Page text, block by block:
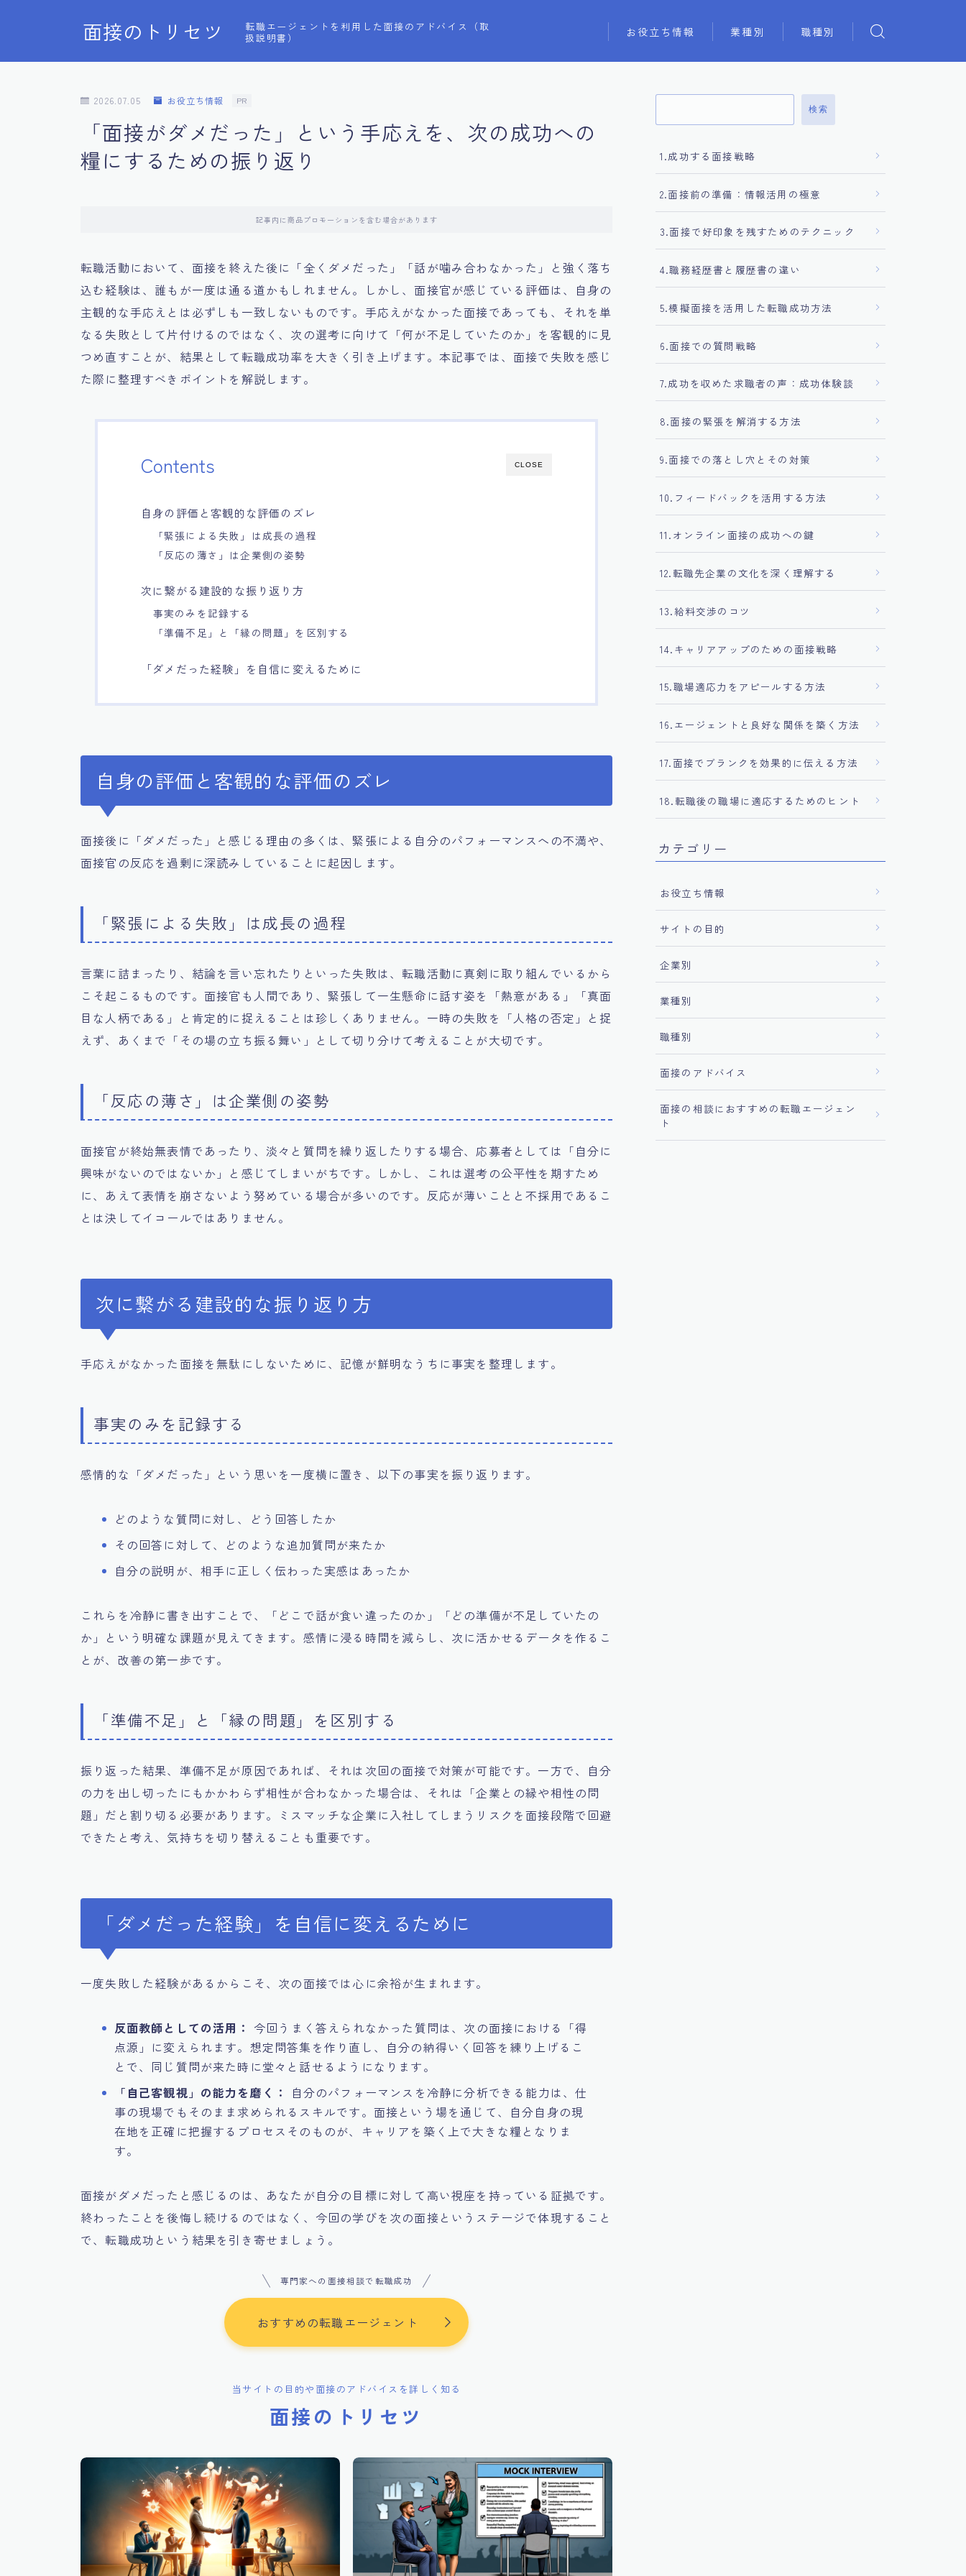
面接のトリセツ
転職エージェントを利用した面接のアドバイス（取
扱説明書）
お役立ち情報 業種別 職種別
2026.07.05 お役立ち情報 PR
「面接がダメだった」という手応えを、次の成功への
糧にするための振り返り
記事内に商品プロモーションを含む場合があります
転職活動において、面接を終えた後に「全くダメだった」「話が噛み合わなかった」と強く落ち
込む経験は、誰もが一度は通る道かもしれません。しかし、面接官が感じている評価は、自身の
主観的な手応えとは必ずしも一致しないものです。手応えがなかった面接であっても、それを単
なる失敗として片付けるのではなく、次の選考に向けて「何が不足していたのか」を客観的に見
つめ直すことが、結果として転職成功率を大きく引き上げます。本記事では、面接で失敗を感じ
た際に整理すべきポイントを解説します。
CLOSE
Contents
自身の評価と客観的な評価のズレ
「緊張による失敗」は成長の過程
「反応の薄さ」は企業側の姿勢
次に繋がる建設的な振り返り方
事実のみを記録する
「準備不足」と「縁の問題」を区別する
「ダメだった経験」を自信に変えるために
自身の評価と客観的な評価のズレ
面接後に「ダメだった」と感じる理由の多くは、緊張による自分のパフォーマンスへの不満や、
面接官の反応を過剰に深読みしていることに起因します。
「緊張による失敗」は成長の過程
言葉に詰まったり、結論を言い忘れたりといった失敗は、転職活動に真剣に取り組んでいるから
こそ起こるものです。面接官も人間であり、緊張して一生懸命に話す姿を「熱意がある」「真面
目な人柄である」と肯定的に捉えることは珍しくありません。一時の失敗を「人格の否定」と捉
えず、あくまで「その場の立ち振る舞い」として切り分けて考えることが大切です。
「反応の薄さ」は企業側の姿勢
面接官が終始無表情であったり、淡々と質問を繰り返したりする場合、応募者としては「自分に
興味がないのではないか」と感じてしまいがちです。しかし、これは選考の公平性を期すため
に、あえて表情を崩さないよう努めている場合が多いのです。反応が薄いことと不採用であるこ
とは決してイコールではありません。
次に繋がる建設的な振り返り方
手応えがなかった面接を無駄にしないために、記憶が鮮明なうちに事実を整理します。
事実のみを記録する
感情的な「ダメだった」という思いを一度横に置き、以下の事実を振り返ります。
どのような質問に対し、どう回答したか
その回答に対して、どのような追加質問が来たか
自分の説明が、相手に正しく伝わった実感はあったか
これらを冷静に書き出すことで、「どこで話が食い違ったのか」「どの準備が不足していたの
か」という明確な課題が見えてきます。感情に浸る時間を減らし、次に活かせるデータを作るこ
とが、改善の第一歩です。
「準備不足」と「縁の問題」を区別する
振り返った結果、準備不足が原因であれば、それは次回の面接で対策が可能です。一方で、自分
の力を出し切ったにもかかわらず相性が合わなかった場合は、それは「企業との縁や相性の問
題」だと割り切る必要があります。ミスマッチな企業に入社してしまうリスクを面接段階で回避
できたと考え、気持ちを切り替えることも重要です。
「ダメだった経験」を自信に変えるために
一度失敗した経験があるからこそ、次の面接では心に余裕が生まれます。
反面教師としての活用： 今回うまく答えられなかった質問は、次の面接における「得
点源」に変えられます。想定問答集を作り直し、自分の納得いく回答を練り上げるこ
とで、同じ質問が来た時に堂々と話せるようになります。
「自己客観視」の能力を磨く：
自分のパフォーマンスを冷静に分析できる能力は、仕
事の現場でもそのまま求められるスキルです。面接という場を通じて、自分自身の現
在地を正確に把握するプロセスそのものが、キャリアを築く上で大きな糧となりま
す。
面接がダメだったと感じるのは、あなたが自分の目標に対して高い視座を持っている証拠です。
終わったことを後悔し続けるのではなく、今回の学びを次の面接というステージで体現すること
で、転職成功という結果を引き寄せましょう。
専門家への面接相談で転職成功
おすすめの転職エージェント
当サイトの目的や面接のアドバイスを詳しく知る
面接のトリセツ
検索
1.成功する面接戦略
2.面接前の準備：情報活用の極意
3.面接で好印象を残すためのテクニック
4.職務経歴書と履歴書の違い
5.模擬面接を活用した転職成功方法
6.面接での質問戦略
7.成功を収めた求職者の声：成功体験談
8.面接の緊張を解消する方法
9.面接での落とし穴とその対策
10.フィードバックを活用する方法
11.オンライン面接の成功への鍵
12.転職先企業の文化を深く理解する
13.給料交渉のコツ
14.キャリアアップのための面接戦略
15.職場適応力をアピールする方法
16.エージェントと良好な関係を築く方法
17.面接でブランクを効果的に伝える方法
18.転職後の職場に適応するためのヒント
カテゴリー
お役立ち情報
サイトの目的
企業別
業種別
職種別
面接のアドバイス
面接の相談におすすめの転職エージェン
ト